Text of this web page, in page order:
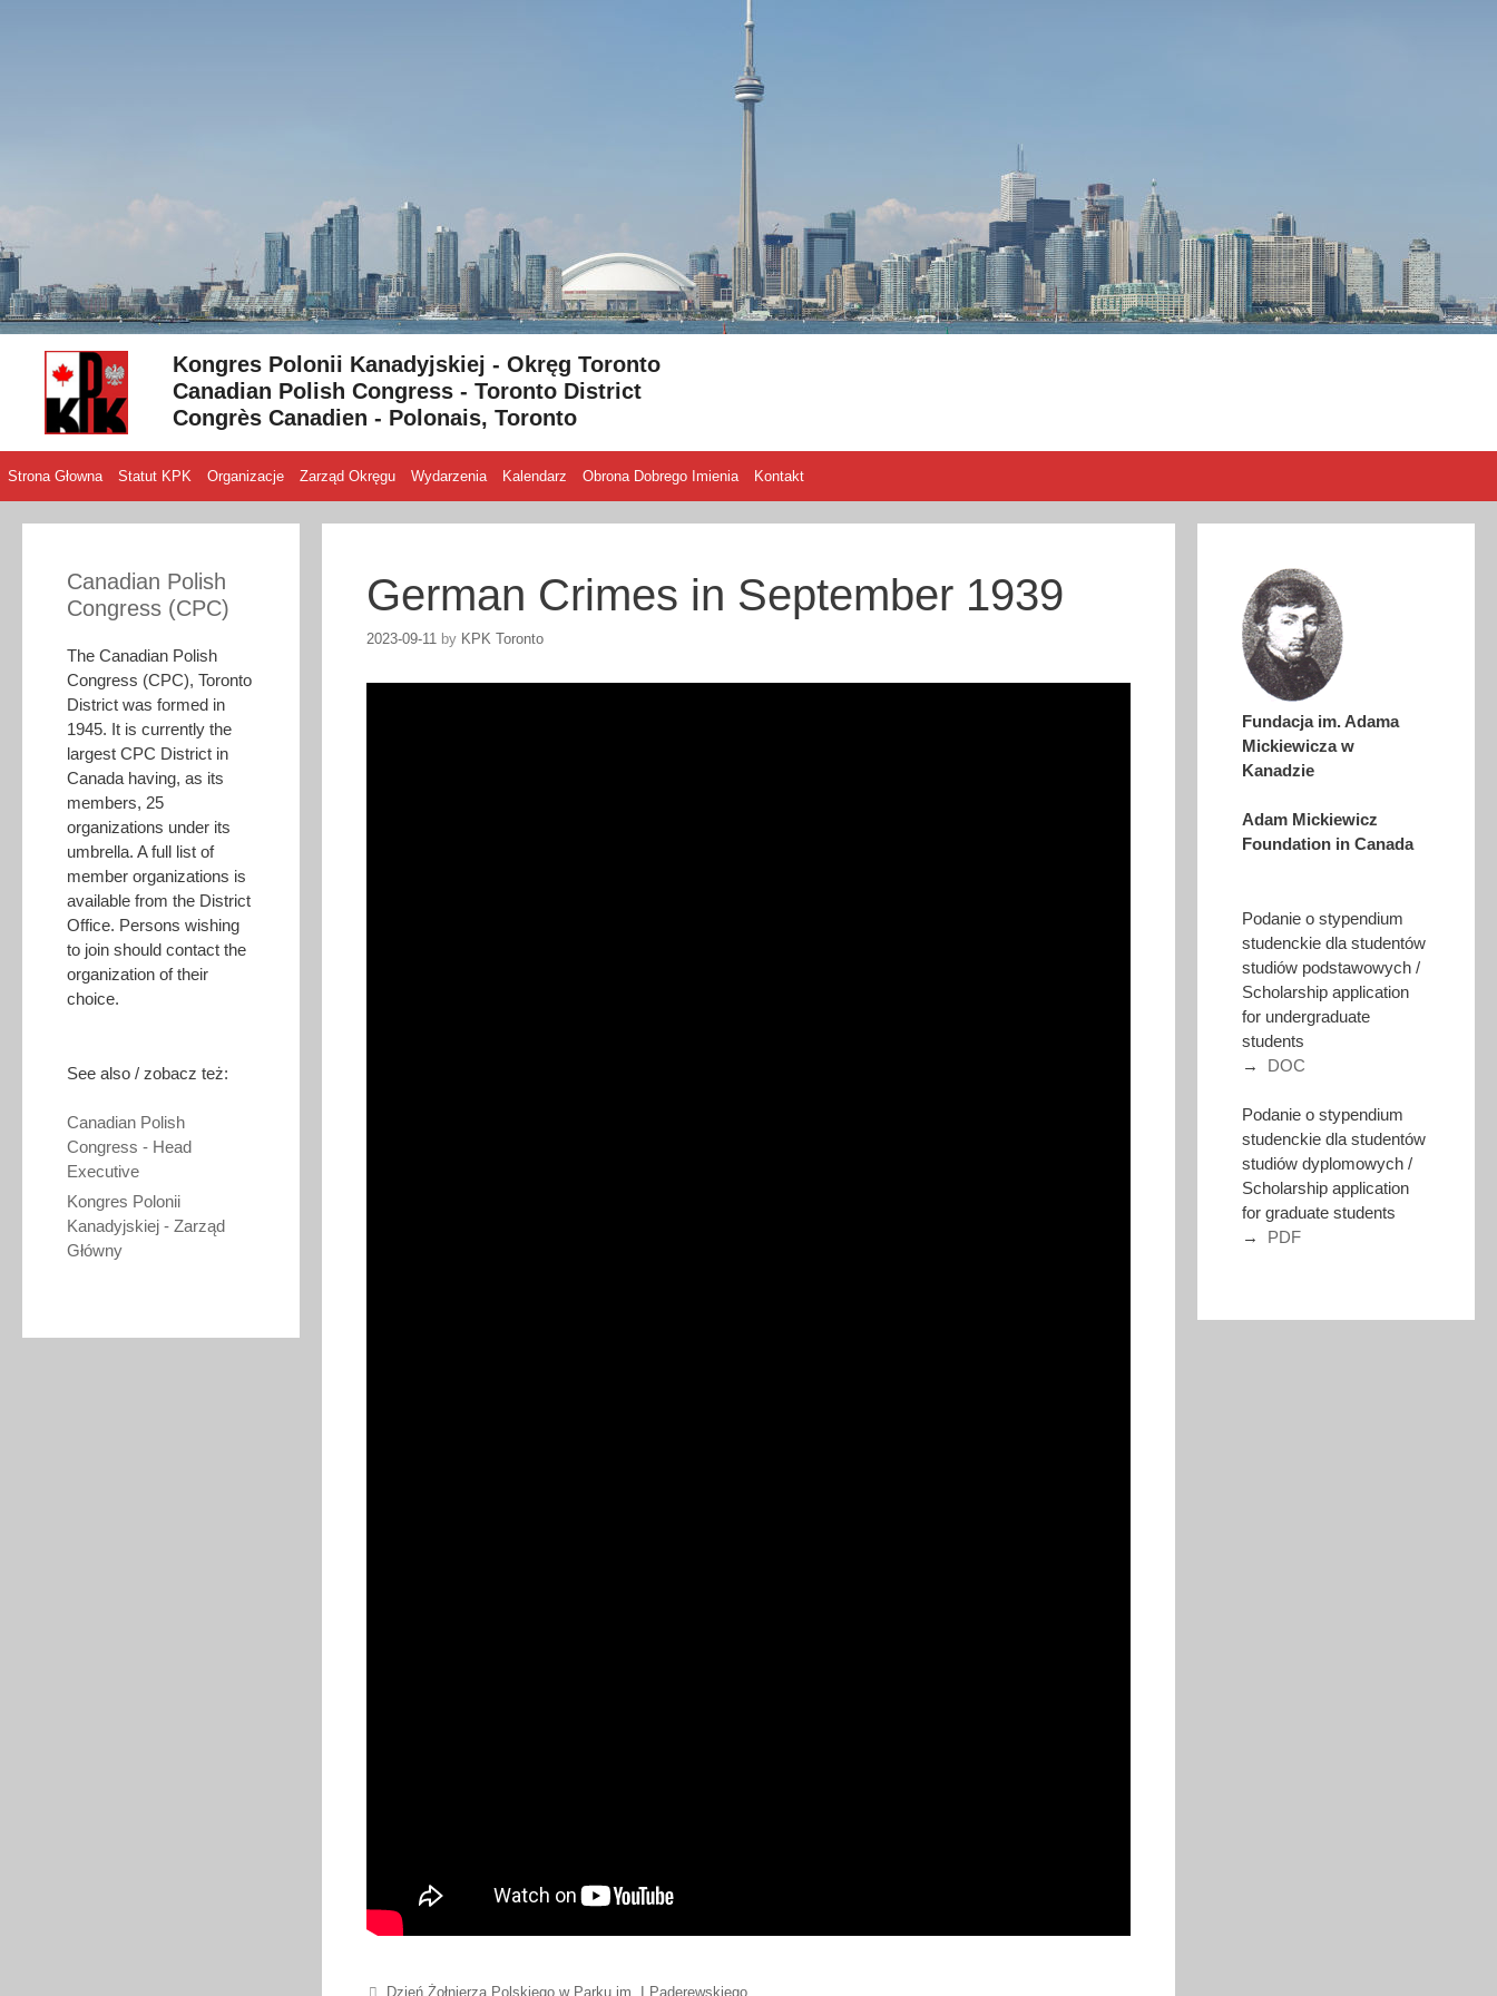
Kongres Polonii Kanadyjskiej - Okręg Toronto
Canadian Polish Congress - Toronto District
Congrès Canadien - Polonais, Toronto
Strona Głowna Statut KPK Organizacje Zarząd Okręgu Wydarzenia Kalendarz Obrona Dobrego Imienia Kontakt
German Crimes in September 1939
2023-09-11 by KPK Toronto
Post navigation
Dzień Żołnierza Polskiego w Parku im. I Paderewskiego.
Canadian Polish
Congress (CPC)
The Canadian Polish
Congress (CPC), Toronto
District was formed in
1945. It is currently the
largest CPC District in
Canada having, as its
members, 25
organizations under its
umbrella. A full list of
member organizations is
available from the District
Office. Persons wishing
to join should contact the
organization of their
choice.
See also / zobacz też:
Canadian Polish
Congress - Head
Executive
Kongres Polonii
Kanadyjskiej - Zarząd
Główny
Fundacja im. Adama
Mickiewicza w
Kanadzie
Adam Mickiewicz
Foundation in Canada
Podanie o stypendium
studenckie dla studentów
studiów podstawowych /
Scholarship application
for undergraduate
students
→ DOC
Podanie o stypendium
studenckie dla studentów
studiów dyplomowych /
Scholarship application
for graduate students
→ PDF